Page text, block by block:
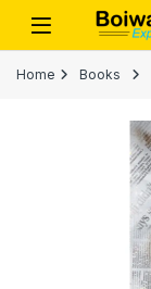
Skip to navigation
Skip to content
Open
Home Books